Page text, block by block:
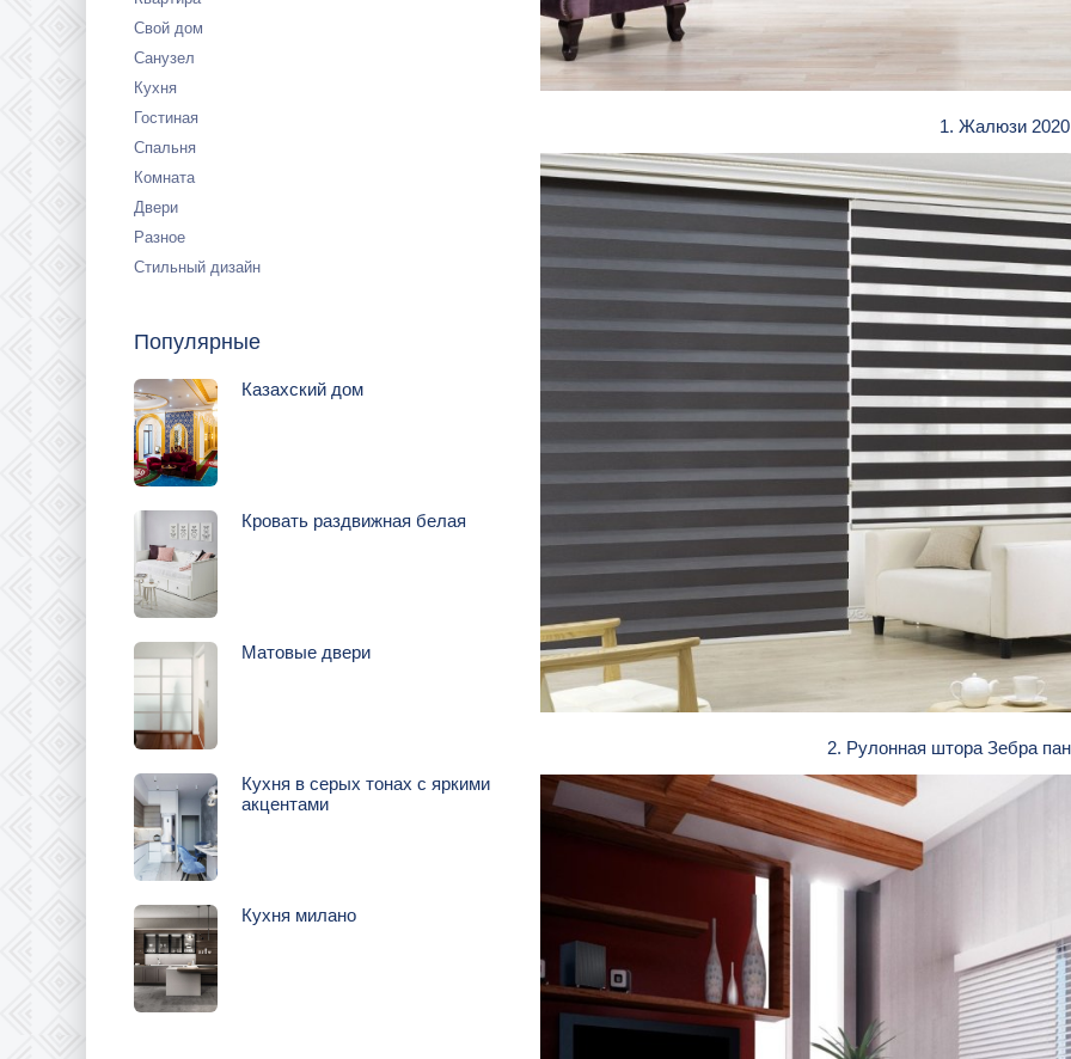
Свой дом
Санузел
Кухня
Гостиная
Спальня
Комната
Двери
Разное
Стильный дизайн
Популярные
Казахский дом
Кровать раздвижная белая
Матовые двери
Кухня в серых тонах с яркими
акцентами
Кухня милано
1. Жалюзи
2. Рулонная штора Зебра